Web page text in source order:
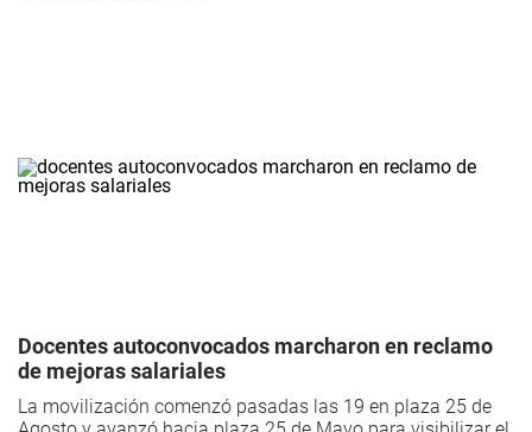
Docentes autoconvocados marcharon en reclamo
de mejoras salariales
La movilización comenzó pasadas las 19 en plaza 25 de